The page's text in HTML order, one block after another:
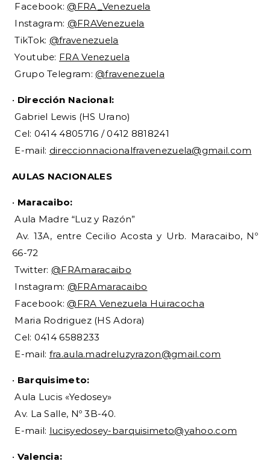
Facebook: @FRA_Venezuela
Instagram: @FRAVenezuela
TikTok: @fravenezuela
Youtube: FRA Venezuela
Grupo Telegram: @fravenezuela
• Dirección Nacional:
Gabriel Lewis (HS Urano)
Cel: 0414 4805716 / 0412 8818241
E-mail: direccionnacionalfravenezuela@gmail.com
AULAS NACIONALES
• Maracaibo:
Aula Madre “Luz y Razón”
Av. 13A, entre Cecilio Acosta y Urb. Maracaibo, Nº
66-72
Twitter: @FRAmaracaibo
Instagram: @FRAmaracaibo
Facebook: @FRA Venezuela Huiracocha
Maria Rodriguez (HS Adora)
Cel: 0414 6588233
E-mail: fra.aula.madreluzyrazon@gmail.com
• Barquisimeto:
Aula Lucis «Yedosey»
Av. La Salle, Nº 3B-40.
E-mail: lucisyedosey-barquisimeto@yahoo.com
• Valencia: